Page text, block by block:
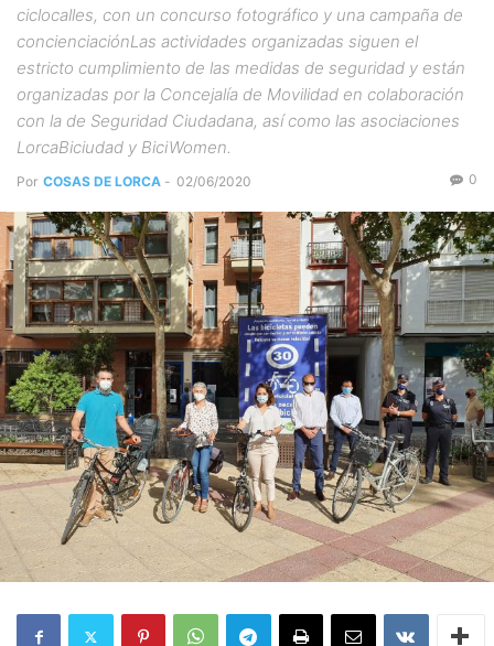
ciclocalles, con un concurso fotográfico y una campaña de
concienciaciónLas actividades organizadas siguen el
estricto cumplimiento de las medidas de seguridad y están
organizadas por la Concejalía de Movilidad en colaboración
con la de Seguridad Ciudadana, así como las asociaciones
LorcaBiciudad y BiciWomen.
Por COSAS DE LORCA - 02/06/2020 0